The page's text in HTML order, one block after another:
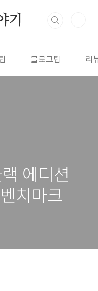
기
블로그팁 리
에디션
치마크